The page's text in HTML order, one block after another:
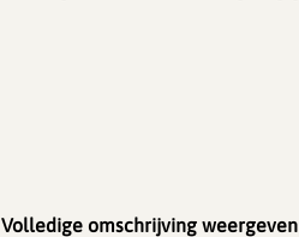
Volledige omschrijving weergeven